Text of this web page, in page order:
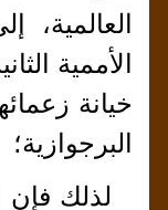
الأممية
خيانة
البرجوازية؛
لذلك فإن